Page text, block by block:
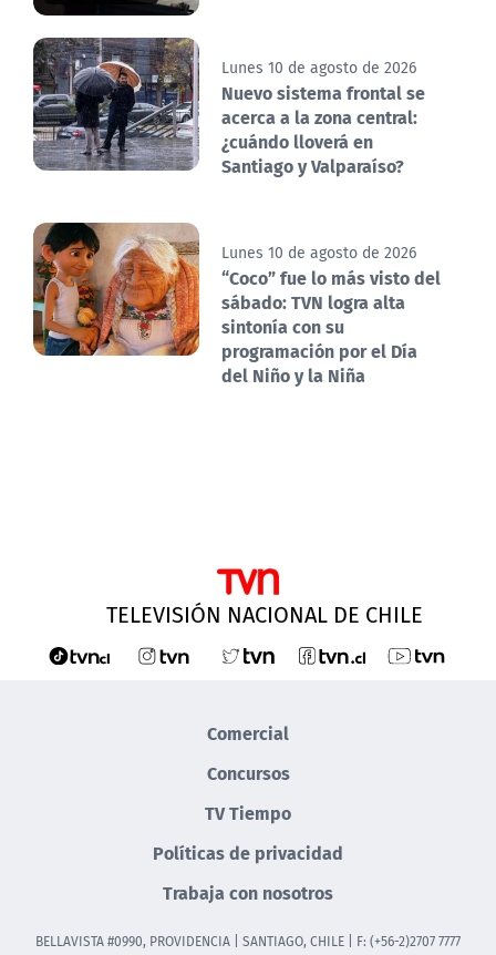
Lunes 10 de agosto de 2026
Nuevo sistema frontal se
acerca a la zona central:
¿cuándo lloverá en
Santiago y Valparaíso?
Lunes 10 de agosto de 2026
“Coco” fue lo más visto del
sábado: TVN logra alta
sintonía con su
programación por el Día
del Niño y la Niña
TELEVISIÓN NACIONAL DE CHILE
Comercial
Concursos
TV Tiempo
Políticas de privacidad
Trabaja con nosotros
BELLAVISTA #0990, PROVIDENCIA | SANTIAGO, CHILE | F: (+56-2)2707 7777